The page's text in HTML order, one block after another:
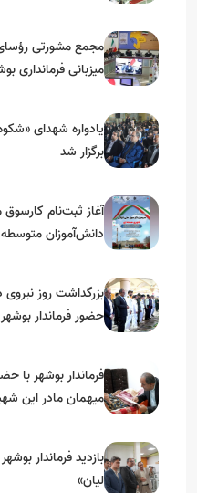
مجمع مشورتی
میزبانی فرمانداری
یادواره شهدای
برگزار شد
آغاز ثبت‌نام کارسوق
دانش‌آموزان
بزرگداشت روز
حضور فرماندار
فرماندار بوشهر با
میهمان مادر این
بازدید فرماندار
لیان»